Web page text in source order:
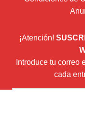
¡Atención!
Introduce tu correo
cada